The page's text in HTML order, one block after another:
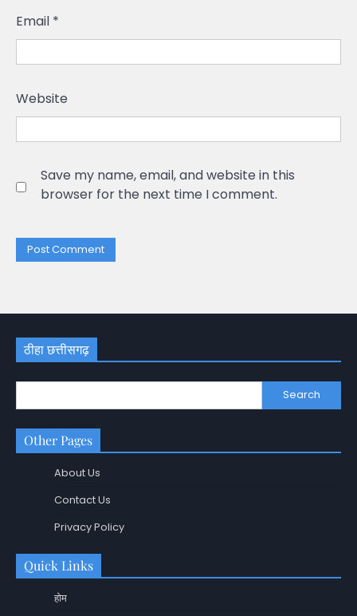
Email *
Website
Save my name, email, and website in this
browser for the next time I comment.
ठीहा छत्तीसगढ़
Search
Other Pages
About Us
Contact Us
Privacy Policy
Quick Links
होम